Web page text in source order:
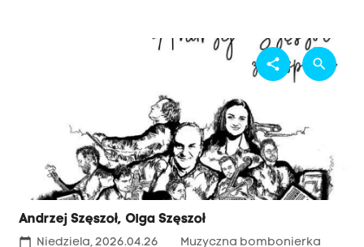
Andrzej Szęszoł, Olga Szęszoł
calendar_today Niedziela, 2026.04.26 Muzyczna bombonierka
share search